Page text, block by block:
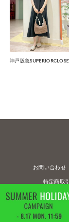
神戸阪急
お問い合わせ
特定商取